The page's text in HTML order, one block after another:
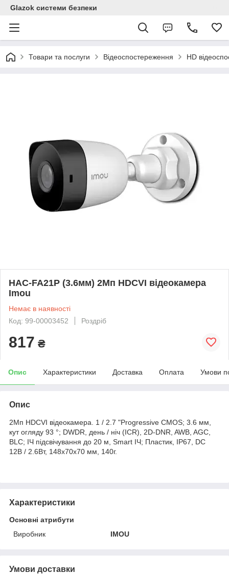
Glazok системи безпеки
Товари та послуги Відеоспостереження HD
HAC-FA21P (3.6мм) 2Мп HDCVI відеокамера
Imou
Немає в наявності
Код: 99-00003452
Роздріб
817 ₴
Опис Характеристики Доставка Оплата Умови
Опис
2Мп HDCVI відеокамера. 1 / 2.7 "Progressive CMOS; 3.6 мм,
кут огляду 93 °; DWDR, день / ніч (ICR), 2D-DNR, AWB, AGC,
BLC; ІЧ підсвічування до 20 м, Smart ІЧ; Пластик, IP67, DC
12В / 2.6Вт, 148x70x70 мм, 140г.
Характеристики
Основні атрибути
Виробник
IMOU
Умови доставки